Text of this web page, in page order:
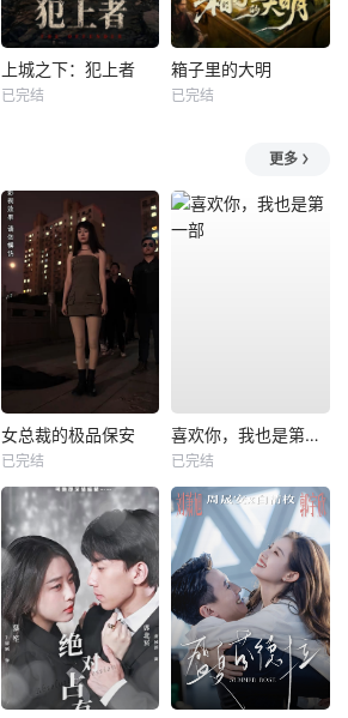
上城之下：犯上者
已完结
箱子里的大明
已完结
更多
女总裁的极品保安
已完结
喜欢你，我也是第一部
已完结